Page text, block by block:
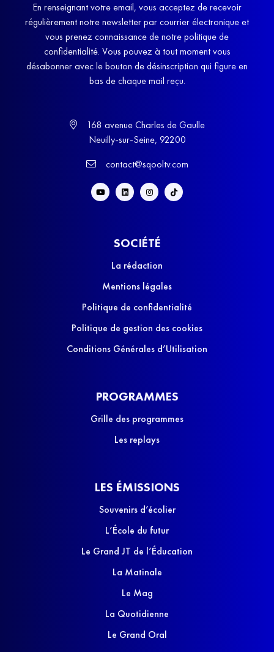
En renseignant votre email, vous acceptez de recevoir
régulièrement notre newsletter par courrier électronique et
vous prenez connaissance de notre politique de
confidentialité. Vous pouvez à tout moment vous
désabonner avec le bouton de désinscription qui figure en
bas de chaque mail reçu.
168 avenue Charles de Gaulle
Neuilly-sur-Seine, 92200
contact@sqooltv.com
SOCIÉTÉ
La rédaction
Mentions légales
Politique de confidentialité
Politique de gestion des cookies
Conditions Générales d’Utilisation
PROGRAMMES
Grille des programmes
Les replays
LES ÉMISSIONS
Souvenirs d’écolier
L’École du futur
Le Grand JT de l’Éducation
La Matinale
Le Mag
La Quotidienne
Le Grand Oral